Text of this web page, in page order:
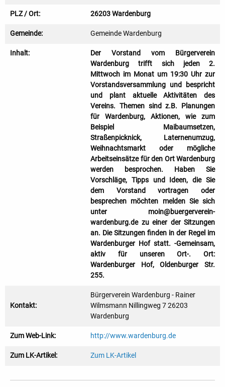
PLZ / Ort: 26203 Wardenburg
Gemeinde: Gemeinde Wardenburg
Inhalt:
Der Vorstand vom Bürgerverein
Wardenburg trifft sich jeden 2.
Mittwoch im Monat um 19:30 Uhr zur
Vorstandsversammlung und bespricht
und plant aktuelle Aktivitäten des
Vereins. Themen sind z.B. Planungen
für Wardenburg, Aktionen, wie zum
Beispiel Maibaumsetzen,
Straßenpicknick, Laternenumzug,
Weihnachtsmarkt oder mögliche
Arbeitseinsätze für den Ort Wardenburg
werden besprochen. Haben Sie
Vorschläge, Tipps und Ideen, die Sie
dem Vorstand vortragen oder
besprechen möchten melden Sie sich
unter moin@buergerverein-
wardenburg.de zu einer der Sitzungen
an. Die Sitzungen finden in der Regel im
Wardenburger Hof statt. -Gemeinsam,
aktiv für unseren Ort-. Ort:
Wardenburger Hof, Oldenburger Str.
255.
Kontakt:
Bürgerverein Wardenburg - Rainer
Wilmsmann Nillingweg 7 26203
Wardenburg
Zum Web-Link: http://www.wardenburg.de
Zum LK-Artikel: Zum LK-Artikel